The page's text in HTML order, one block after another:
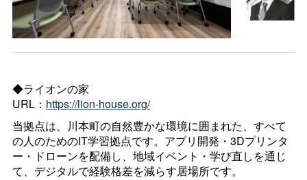
◆ライオンの家
URL： https://lion-house.org/
当拠点は、川本町の自然豊かな環境に囲まれた、すべて
の人のためのIT学習拠点です。アプリ開発・3Dプリンタ
ー・ドローンを配備し、地域イベント・学び直しを通じ
て、デジタルで経験格差を減らす居場所です。